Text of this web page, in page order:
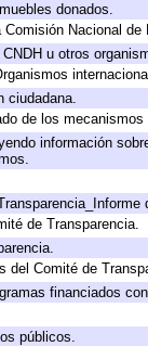
donados.
Nacional de
u otros
ciudadana.
de los
información
de Transparencia.
del Comité de
financiados
públicos.